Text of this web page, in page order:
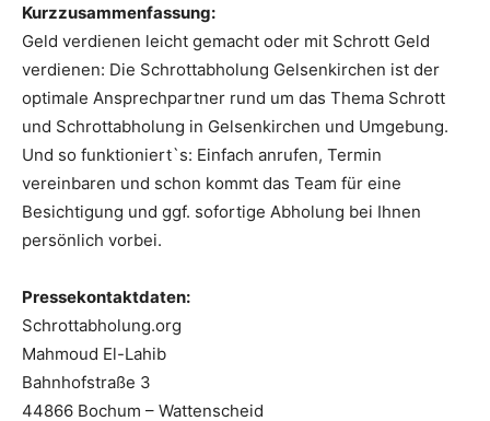
Kurzzusammenfassung:
Geld verdienen leicht gemacht oder mit Schrott Geld
verdienen: Die Schrottabholung Gelsenkirchen ist der
optimale Ansprechpartner rund um das Thema Schrott
und Schrottabholung in Gelsenkirchen und Umgebung.
Und so funktioniert`s: Einfach anrufen, Termin
vereinbaren und schon kommt das Team für eine
Besichtigung und ggf. sofortige Abholung bei Ihnen
persönlich vorbei.
Pressekontaktdaten:
Schrottabholung.org
Mahmoud El-Lahib
Bahnhofstraße 3
44866 Bochum – Wattenscheid